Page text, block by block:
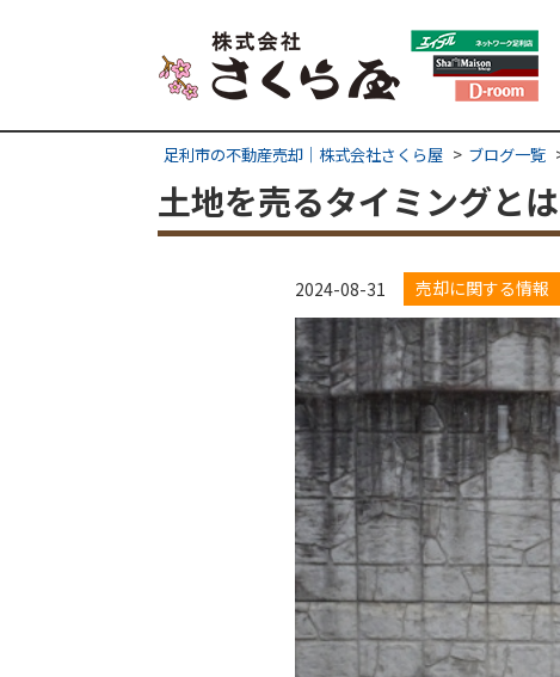
足利市の不動産売却｜株式会社さくら屋 ブログ一覧
土地を売るタイミングと
2024-08-31 売却に関する情報